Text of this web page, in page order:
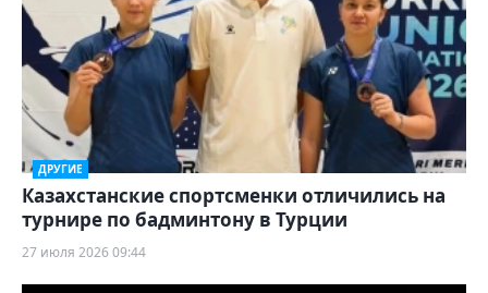
ДРУГИЕ
Казахстанские спортсменки отличились на
турнире по бадминтону в Турции
27 июля 2026 09:44